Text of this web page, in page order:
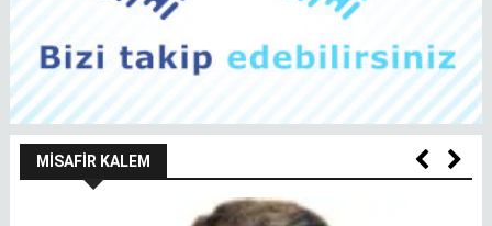
MISAFIR KALEM